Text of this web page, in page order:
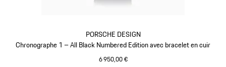
PORSCHE DESIGN
Chronographe 1 – All Black Numbered Edition avec bracelet en cuir
6 950,00 €